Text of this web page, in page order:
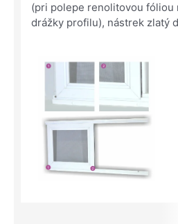
(pri polepe renolitovou fóliou
drážky profilu), nástrek zlatý